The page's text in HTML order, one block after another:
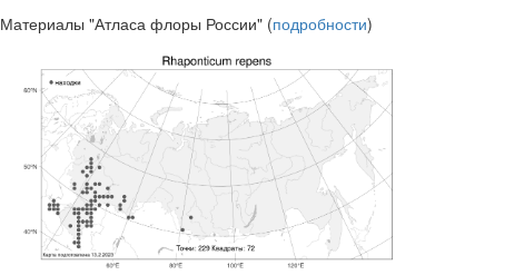
Материалы "Атласа флоры России" (подробности)